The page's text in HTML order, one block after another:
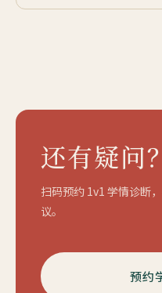
还有疑问？
扫码预约 1v1 学情诊断
议。
预约